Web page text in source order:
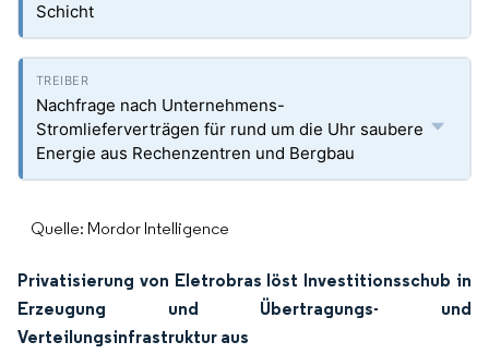
Schicht
Nachfrage nach Unternehmens-
Stromlieferverträgen für rund um die Uhr saubere
Energie aus Rechenzentren und Bergbau
Quelle: Mordor Intelligence
Privatisierung von Eletrobras löst Investitionsschub in
Erzeugung und Übertragungs- und
Verteilungsinfrastruktur aus